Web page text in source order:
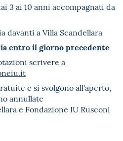
3 ai 10 anni accompagnati da
davanti a Villa Scandellara
entro il giorno precedente
scrivere a
it
e si svolgono all'aperto,
annullate
e Fondazione IU Rusconi